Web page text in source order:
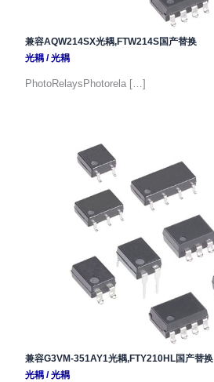
兼容AQW214SX光耦,FTW214S国产替换
光耦/光耦
PhotoRelaysPhotorela […]
兼容G3VM-351AY1光耦,FTY210HL国产替换
光耦/光耦